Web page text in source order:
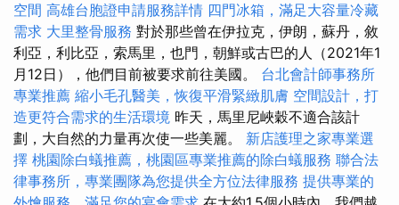
空間 高雄台胞證申請服務詳情 四門冰箱，滿足大容量冷藏
需求 大里整骨服務 對於那些曾在伊拉克，伊朗，蘇丹，敘
利亞，利比亞，索馬里，也門，朝鮮或古巴的人（2021年1
月12日），他們目前被要求前往美國。 台北會計師事務所
專業推薦 縮小毛孔醫美，恢復平滑緊緻肌膚 空間設計，打
造更符合需求的生活環境 昨天，馬里尼峽穀不適合該計
劃，大自然的力量再次使一些美麗。 新店護理之家專業選
擇 桃園除白蟻推薦，桃園區專業推薦的除白蟻服務 聯合法
律事務所，專業團隊為您提供全方位法律服務 提供專業的